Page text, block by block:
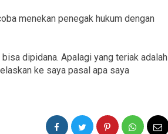
menekan penegak hukum dengan
dipidana. Apalagi yang teriak adalah
ke saya pasal apa saya